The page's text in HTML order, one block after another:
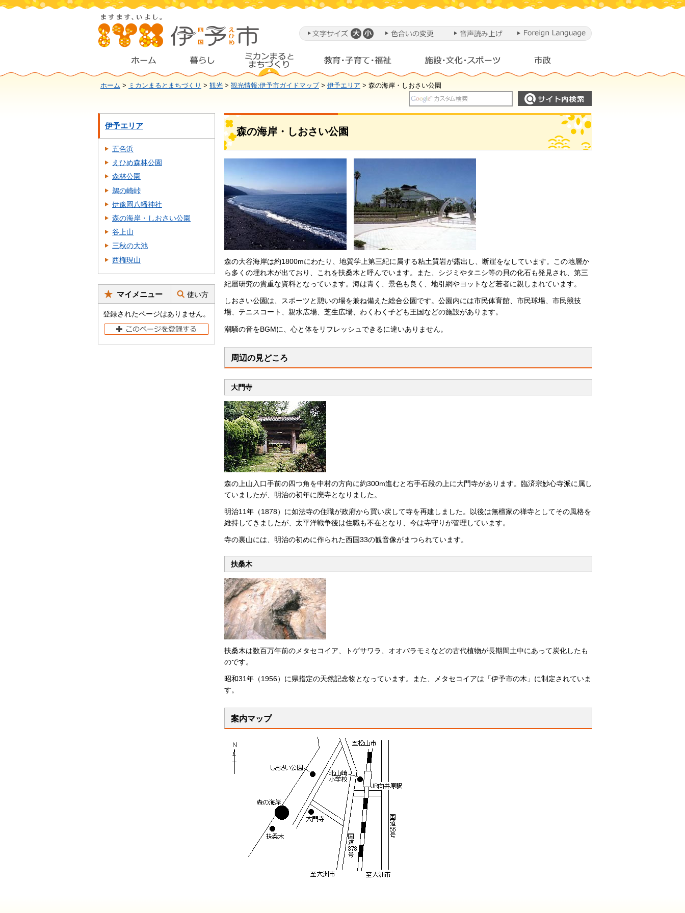
ホーム > ミカンまるとまちづくり > 観光 > 観光情報:伊予市ガイドマップ > 伊予エリア > 森の海岸・しおさい公園
伊予エリア
五色浜
えひめ森林公園
森林公園
鵜の崎峠
伊豫岡八幡神社
森の海岸・しおさい公園
谷上山
三秋の大池
西権現山
マイメニュー 使い方
登録されたページはありません。
森の海岸・しおさい公園
森の大谷海岸は約1800mにわたり、地質学上第三紀に属する粘土質岩が露出し、断崖をなしています。この地層か
ら多くの埋れ木が出ており、これを扶桑木と呼んでいます。また、シジミやタニシ等の貝の化石も発見され、第三
紀層研究の貴重な資料となっています。海は青く、景色も良く、地引網やヨットなど若者に親しまれています。
しおさい公園は、スポーツと憩いの場を兼ね備えた総合公園です。公園内には市民体育館、市民球場、市民競技
場、テニスコート、親水広場、芝生広場、わくわく子ども王国などの施設があります。
潮騒の音をBGMに、心と体をリフレッシュできるに違いありません。
周辺の見どころ
大門寺
森の上山入口手前の四つ角を中村の方向に約300m進むと右手石段の上に大門寺があります。臨済宗妙心寺派に属し
ていましたが、明治の初年に廃寺となりました。
明治11年（1878）に如法寺の住職が政府から買い戻して寺を再建しました。以後は無檀家の禅寺としてその風格を
維持してきましたが、太平洋戦争後は住職も不在となり、今は寺守りが管理しています。
寺の裏山には、明治の初めに作られた西国33の観音像がまつられています。
扶桑木
扶桑木は数百万年前のメタセコイア、トゲサワラ、オオバラモミなどの古代植物が長期間土中にあって炭化したも
のです。
昭和31年（1956）に県指定の天然記念物となっています。また、メタセコイアは「伊予市の木」に制定されていま
す。
案内マップ